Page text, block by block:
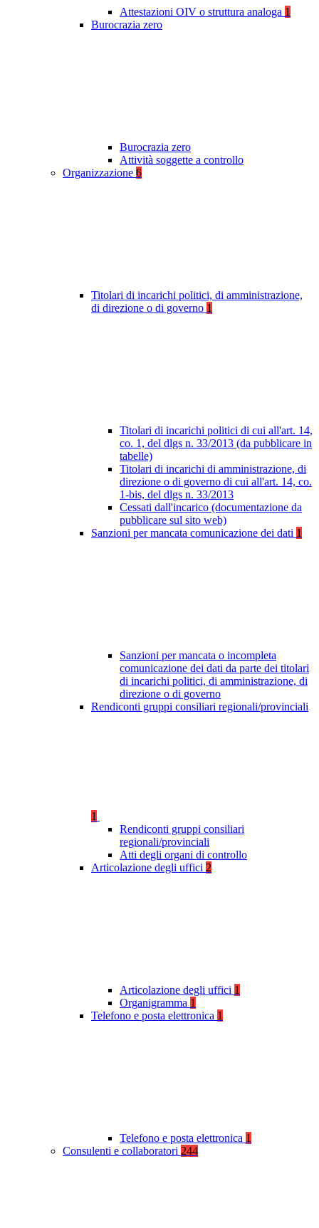
Attestazioni OIV o struttura analoga 1
Burocrazia zero
Burocrazia zero
Attività soggette a controllo
Organizzazione 6
Titolari di incarichi politici, di amministrazione,
di direzione o di governo 1
Titolari di incarichi politici di cui all'art. 14,
co. 1, del dlgs n. 33/2013 (da pubblicare in
tabelle)
Titolari di incarichi di amministrazione, di
direzione o di governo di cui all'art. 14, co.
1-bis, del dlgs n. 33/2013
Cessati dall'incarico (documentazione da
pubblicare sul sito web)
Sanzioni per mancata comunicazione dei dati 1
Sanzioni per mancata o incompleta
comunicazione dei dati da parte dei titolari
di incarichi politici, di amministrazione, di
direzione o di governo
Rendiconti gruppi consiliari regionali/provinciali
1
Rendiconti gruppi consiliari
regionali/provinciali
Atti degli organi di controllo
Articolazione degli uffici 2
Articolazione degli uffici 1
Organigramma 1
Telefono e posta elettronica 1
Telefono e posta elettronica 1
Consulenti e collaboratori 244